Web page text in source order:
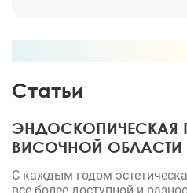
случае, оказались мифом.
Статьи
ЭНДОСКОПИЧЕСКАЯ
ВИСОЧНОЙ
С каждым годом
все более доступной и